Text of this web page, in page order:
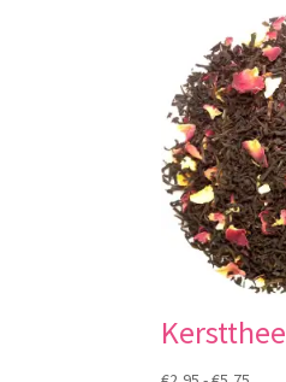
Kerstthee